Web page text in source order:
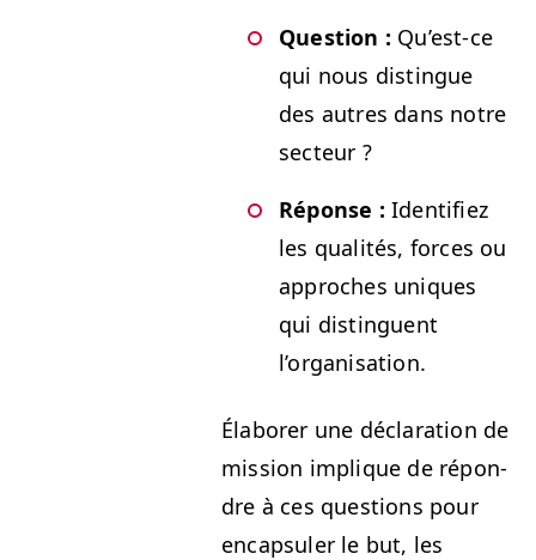
Ques­tion : Qu’est-ce
qui nous dis­tingue
des autres dans notre
secteur ?
Réponse : Iden­ti­fiez
les qual­ités, forces ou
approches uniques
qui dis­tinguent
l’organisation.
Éla­bor­er une déc­la­ra­tion de
mis­sion implique de répon­
dre à ces ques­tions pour
encap­suler le but, les